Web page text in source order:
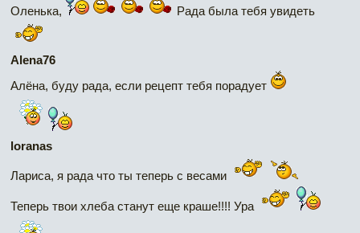
Оленька, Рада была тебя увидеть
Alena76
Алёна, буду рада, если рецепт тебя порадует
loranas
Лариса, я рада что ты теперь с весами
Теперь твои хлеба станут еще краше!!!! Ура